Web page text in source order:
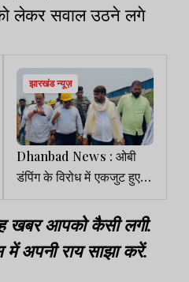
को लेकर सवाल उठने लगे
झारखंड न्यूज़
Dhanbad News : ओबी
डंपिंग के विरोध में एकजुट हुए
ग्रामीण, मेयर ने BCCL
अधिकारियों को लगाई फटकार
खबर आपको कैसी लगी.
में अपनी राय साझा करें.